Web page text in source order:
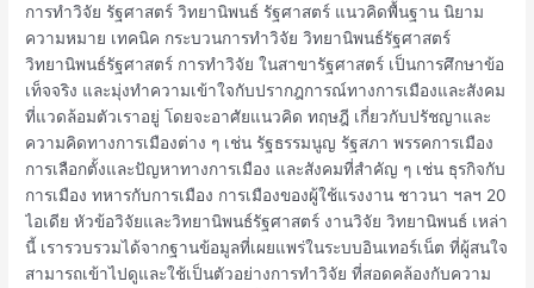
การทำวิจัย รัฐศาสตร์ วิทยานิพนธ์ รัฐศาสตร์ แนวคิดพื้นฐาน นิยาม
ความหมาย เทคนิค กระบวนการทำวิจัย วิทยานิพนธ์รัฐศาสตร์
วิทยานิพนธ์รัฐศาสตร์ การทำวิจัย ในสาขารัฐศาสตร์ เป็นการศึกษาข้อ
เท็จจริง และมุ่งทำความเข้าใจกับปรากฎการณ์ทางการเมืองและสังคม
ที่แวดล้อมตัวเราอยู่ โดยจะอาศัยแนวคิด ทฤษฎี เกี่ยวกับปรัชญาและ
ความคิดทางการเมืองต่าง ๆ เช่น รัฐธรรมนูญ รัฐสภา พรรคการเมือง
การเลือกตั้งและปัญหาทางการเมือง และสังคมที่สำคัญ ๆ เช่น ธุรกิจกับ
การเมือง ทหารกับการเมือง การเมืองของผู้ใช้แรงงาน ชาวนา ฯลฯ 20
ไอเดีย หัวข้อวิจัยและวิทยานิพนธ์รัฐศาสตร์ งานวิจัย วิทยานิพนธ์ เหล่า
นี้ เรารวบรวมได้จากฐานข้อมูลที่เผยแพร่ในระบบอินเทอร์เน็ต ที่ผู้สนใจ
สามารถเข้าไปดูและใช้เป็นตัวอย่างการทำวิจัย ที่สอดคล้องกับความ